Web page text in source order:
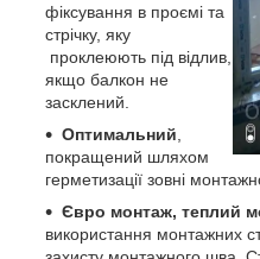
фіксування в проємі та
стрічку, яку
проклеюють під відлив,
якщо балкон не
засклений.
Оптимальний
покращений шляхом
герметизації зовні
Євро монтаж, теплий
використання монтажних